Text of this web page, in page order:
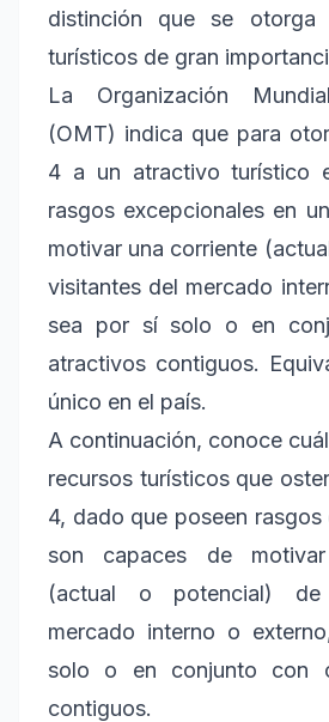
distinción que se otorga
turísticos de gran
La Organización
(OMT) indica que para
4 a un atractivo turístico
rasgos excepcionales en
motivar una corriente
visitantes del mercado
sea por sí solo o en
atractivos contiguos.
único en el país.
A continuación, conoce
recursos turísticos que
4, dado que poseen
son capaces de
(actual o potencial) de
mercado interno o
solo o en conjunto con
contiguos.